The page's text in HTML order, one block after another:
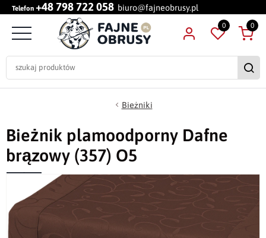
Telefon +48 798 722 058 biuro@fajneobrusy.pl
0 0
Bieżniki
Bieżnik plamoodporny Dafne
brązowy (357) O5